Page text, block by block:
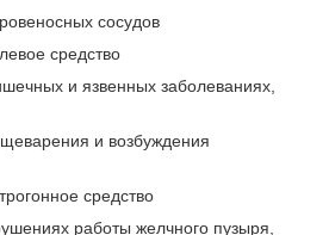
сосудов
средство
и язвенных заболеваниях,
и возбуждения
средство
работы желчного пузыря,